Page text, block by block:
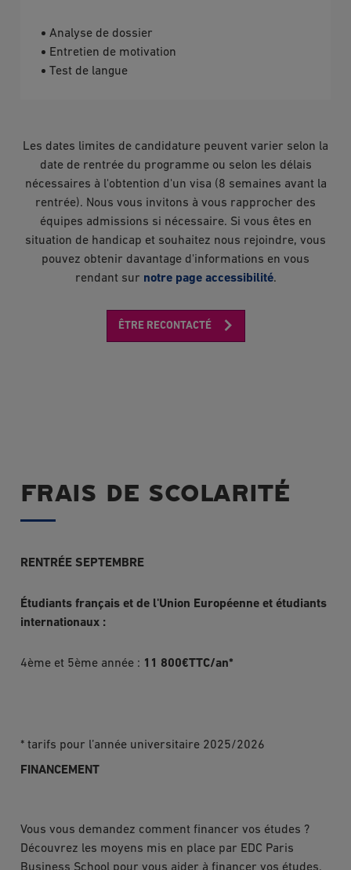
Analyse de dossier
Entretien de motivation
Test de langue
Les dates limites de candidature peuvent varier selon la
date de rentrée du programme ou selon les délais
nécessaires à l'obtention d'un visa (8 semaines avant la
rentrée). Nous vous invitons à vous rapprocher des
équipes admissions si nécessaire. Si vous êtes en
situation de handicap et souhaitez nous rejoindre, vous
pouvez obtenir davantage d'informations en vous
rendant sur notre page accessibilité.
ÊTRE RECONTACTÉ
FRAIS DE SCOLARITÉ
RENTRÉE SEPTEMBRE
Étudiants français et de l'Union Européenne et étudiants
internationaux :
4ème et 5ème année : 11 800€TTC/an*
* tarifs pour l’année universitaire 2025/2026
FINANCEMENT
Vous vous demandez comment financer vos études ?
Découvrez les moyens mis en place par EDC Paris